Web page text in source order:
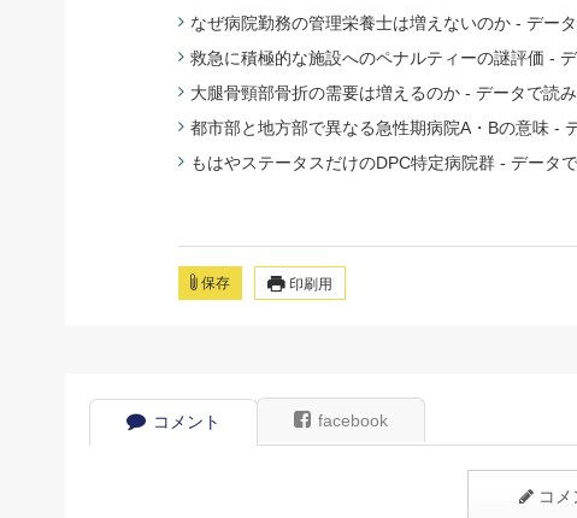
なぜ病院勤務の管理栄養士は増えないのか - デー
救急に積極的な施設へのペナルティーの謎評価 -
大腿骨頸部骨折の需要は増えるのか - データで読
都市部と地方部で異なる急性期病院A・Bの意味 -
もはやステータスだけのDPC特定病院群 - データ
保存 印刷用
コメント facebook
コメ